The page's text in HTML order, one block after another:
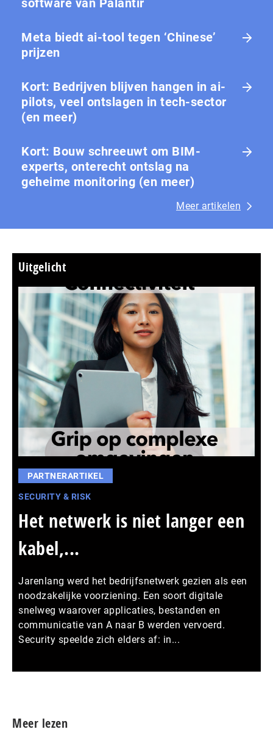
software van Palantir
Meta biedt ai-tool tegen ‘Chinese’
prijzen
Kort: Bedrijven blijven hangen in ai-
pilots, veel ontslagen in tech-sector
(en meer)
Kort: Bouw schreeuwt om BIM-
experts, onterecht ontslag na
geheime monitoring (en meer)
Meer artikelen
Uitgelicht
PARTNERARTIKEL
SECURITY & RISK
Het netwerk is niet langer een
kabel,...
Jarenlang werd het bedrijfsnetwerk gezien als een
noodzakelijke voorziening. Een soort digitale
snelweg waarover applicaties, bestanden en
communicatie van A naar B werden vervoerd.
Security speelde zich elders af: in...
Meer lezen